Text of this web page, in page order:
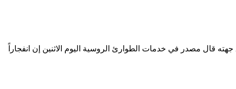
إن سبب الانفجار الذي وقع بسان بطرسبرج وخلف 10 قتلى لم يعرف بعد. ومن جهته قال مصدر في خدمات الطوارئ الروسية اليوم الاثنين إن انفجاراً